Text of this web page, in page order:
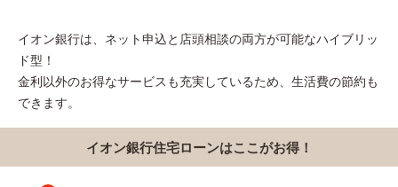
イオン銀行は、ネット申込と店頭相談の両方が可能なハイブリッ
ド型！
金利以外のお得なサービスも充実しているため、生活費の節約も
できます。
イオン銀行住宅ローンはここがお得！